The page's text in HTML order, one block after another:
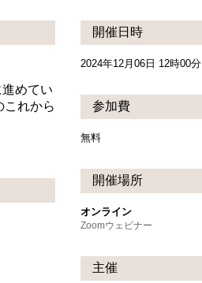
めてい
これから
開催日時
2024年12月06日 12時00分
参加費
無料
開催場所
オンライン
Zoomウェビナー
主催